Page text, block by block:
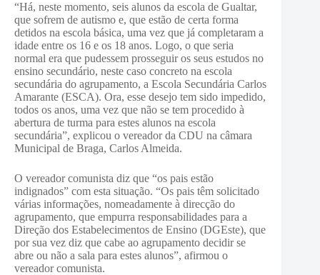
“Há, neste momento, seis alunos da escola de Gualtar,
que sofrem de autismo e, que estão de certa forma
detidos na escola básica, uma vez que já completaram a
idade entre os 16 e os 18 anos. Logo, o que seria
normal era que pudessem prosseguir os seus estudos no
ensino secundário, neste caso concreto na escola
secundária do agrupamento, a Escola Secundária Carlos
Amarante (ESCA). Ora, esse desejo tem sido impedido,
todos os anos, uma vez que não se tem procedido à
abertura de turma para estes alunos na escola
secundária”, explicou o vereador da CDU na câmara
Municipal de Braga, Carlos Almeida.
O vereador comunista diz que “os pais estão
indignados” com esta situação. “Os pais têm solicitado
várias informações, nomeadamente à direcção do
agrupamento, que empurra responsabilidades para a
Direção dos Estabelecimentos de Ensino (DGEste), que
por sua vez diz que cabe ao agrupamento decidir se
abre ou não a sala para estes alunos”, afirmou o
vereador comunista.